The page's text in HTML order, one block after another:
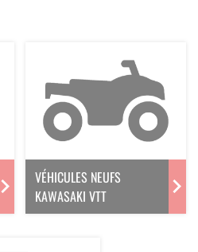
VÉHICULES NEUFS
KAWASAKI VTT